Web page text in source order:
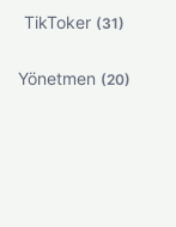
TikToker (31)
Yönetmen (20)